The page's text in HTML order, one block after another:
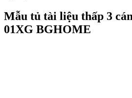
Mẫu tủ tài liệu thấp 3
01XG BGHOME